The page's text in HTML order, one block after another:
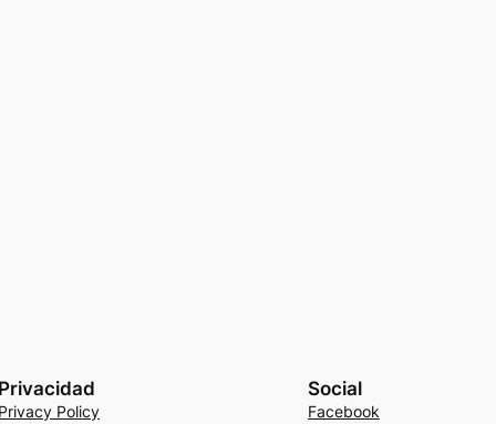
Policy
Social
Facebook